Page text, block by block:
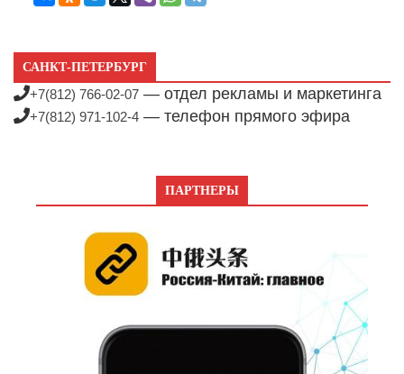
САНКТ-ПЕТЕРБУРГ
+7(812) 766-02-07 — отдел рекламы и маркетинга
+7(812) 971-102-4 — телефон прямого эфира
ПАРТНЕРЫ